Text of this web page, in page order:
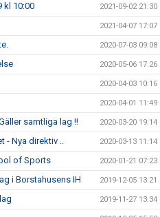
kl 10:00 2021-09-02 21:30
2021-04-07 17:07
2020-07-03 09:08
2020-05-06 17:26
2020-04-03 10:16
2020-04-01 11:49
samtliga lag !! 2020-03-20 19:14
- Nya direktiv .. 2020-03-13 11:14
of Sports 2020-01-21 07:23
i Borstahusens IH 2019-12-05 13:21
2019-11-27 13:34